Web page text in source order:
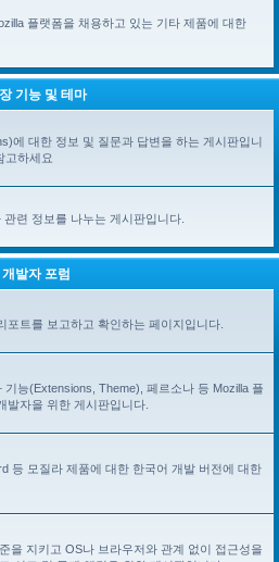
플랫폼을 채용하고 있는 기타 제품에 대한
기능 및 테마
에 대한 정보 및 질문과 답변을 하는 게시판입니
고하세요
련 정보를 나누는 게시판입니다.
개발자 포럼
포트를 보고하고 확인하는 페이지입니다.
기능(Extensions, Theme), 페르소나 등 Mozilla 플
발자을 위한 게시판입니다.
등 모질라 제품에 대한 한국어 개발 버전에 대한
을 지키고 OS나 브라우저와 관계 없이 접근성을